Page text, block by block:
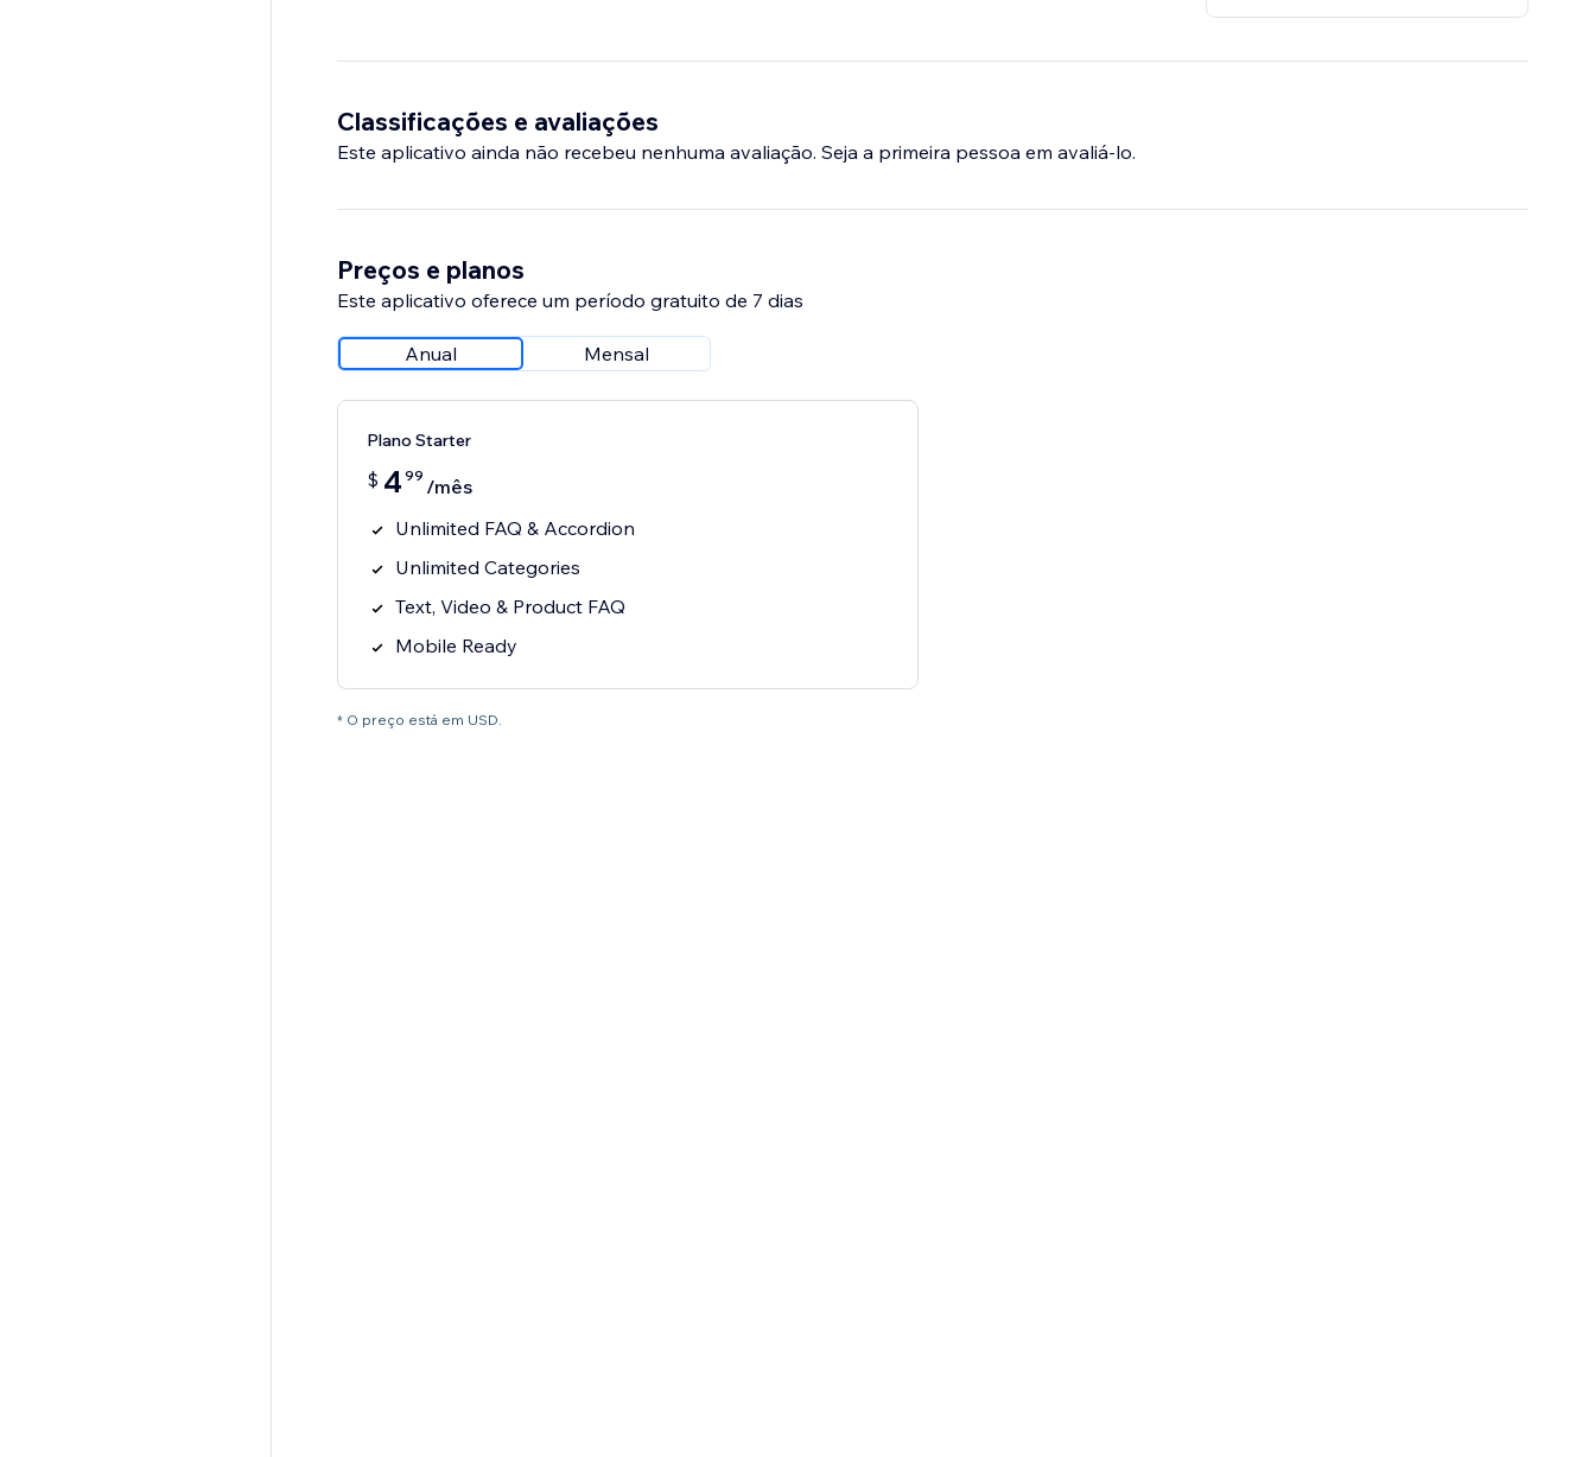
Classificações e avaliações
Este aplicativo ainda não recebeu nenhuma avaliação. Seja a primeira pessoa em avaliá-lo.
Preços e planos
Este aplicativo oferece um período gratuito de 7 dias
Anual Mensal
Plano Starter
$ 4 99 /mês
Unlimited FAQ & Accordion
Unlimited Categories
Text, Video & Product FAQ
Mobile Ready
* O preço está em USD.